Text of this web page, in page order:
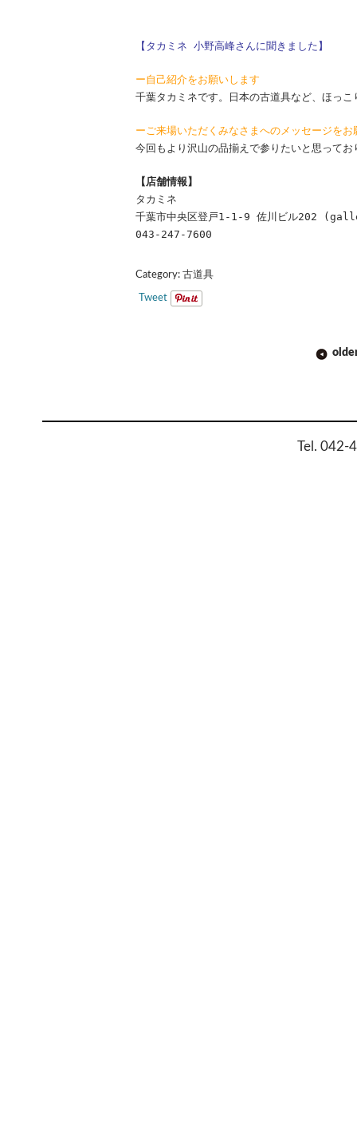
【タカミネ 小野高峰さんに聞きました】
ー自己紹介をお願いします
千葉タカミネです。日本の古道具など、ほっ
ーご来場いただくみなさまへのメッセージをお
今回もより沢山の品揃えで参りたいと思って
【店舗情報】
タカミネ
千葉市中央区登戸1-1-9 佐川ビル202
043-247-7600
Category: 古道具
Tweet
Tel. 042-